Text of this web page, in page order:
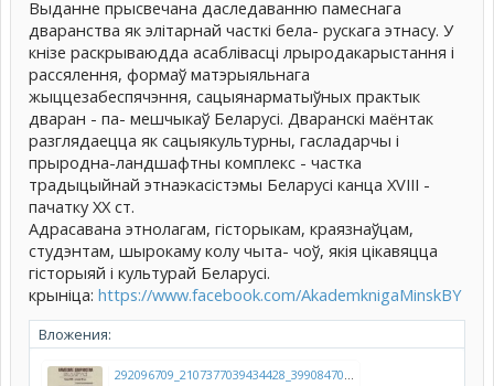
Выданне прысвечана даследаванню памеснага
дваранства як элітарнай часткі бела- рускага этнасу. У
кнізе раскрываюдда асаблівасці лрыродакарыстання і
рассялення, формаў матэрыяльнага
жыццезабеспячэння, сацыянарматыўных практык
дваран - па- мешчыкаў Беларусі. Дваранскі маёнтак
разглядаецца як сацыякультурны, гасладарчы і
прыродна-ландшафтны комплекс - частка
традыцыйнай этнаэкасістэмы Беларусі канца XVIII -
пачатку XX ст.
Адрасавана этнолагам, гісторыкам, краязнаўцам,
студэнтам, шырокаму колу чыта- чоў, якія цікавяцца
гісторыяй і культурай Беларусі.
крынiца: https://www.facebook.com/AkademknigaMinskBY
Вложения: